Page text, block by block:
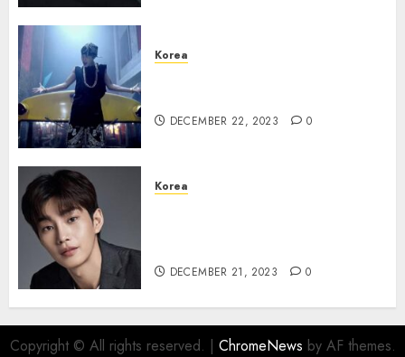
Korea
DECEMBER 22, 2023 0
Korea
DECEMBER 21, 2023 0
Copyright © All rights reserved. | ChromeNews by AF themes.